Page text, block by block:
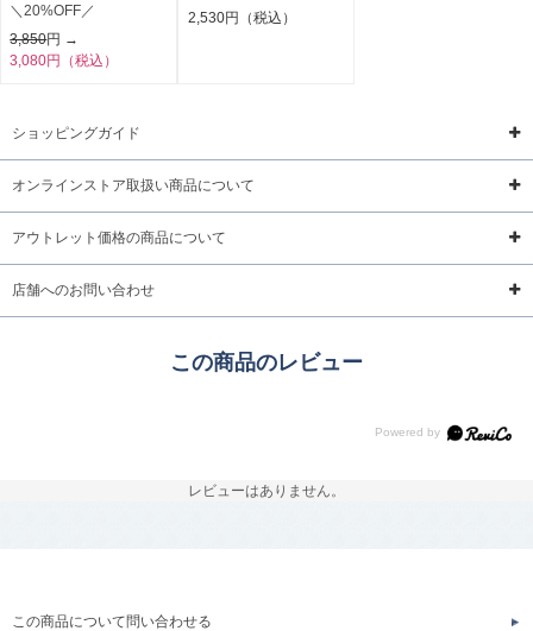
＼20%OFF／
3,850円 →
3,080円（税込）
2,530円（税込）
ショッピングガイド
オンラインストア取扱い商品について
アウトレット価格の商品について
店舗へのお問い合わせ
この商品のレビュー
レビューはありません。
この商品について問い合わせる